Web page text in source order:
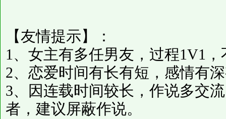
【友情提示】：
1、女主有多任男友，过程1V1
2、恋爱时间有长有短，感情有
3、因连载时间较长，作说多交
者，建议屏蔽作说。